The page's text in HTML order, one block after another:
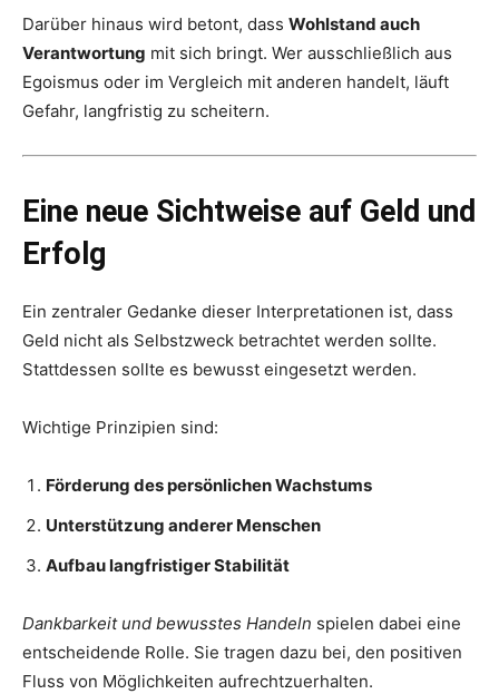
Darüber hinaus wird betont, dass Wohlstand auch
Verantwortung mit sich bringt. Wer ausschließlich aus
Egoismus oder im Vergleich mit anderen handelt, läuft
Gefahr, langfristig zu scheitern.
Eine neue Sichtweise auf Geld und
Erfolg
Ein zentraler Gedanke dieser Interpretationen ist, dass
Geld nicht als Selbstzweck betrachtet werden sollte.
Stattdessen sollte es bewusst eingesetzt werden.
Wichtige Prinzipien sind:
Förderung des persönlichen Wachstums
Unterstützung anderer Menschen
Aufbau langfristiger Stabilität
Dankbarkeit und bewusstes Handeln spielen dabei eine
entscheidende Rolle. Sie tragen dazu bei, den positiven
Fluss von Möglichkeiten aufrechtzuerhalten.